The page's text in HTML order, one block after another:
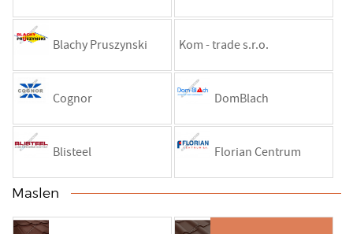
Blachy Pruszynski Kom - trade s.r.o.
Cognor DomBlach
Blisteel Florian Centrum
Maslen